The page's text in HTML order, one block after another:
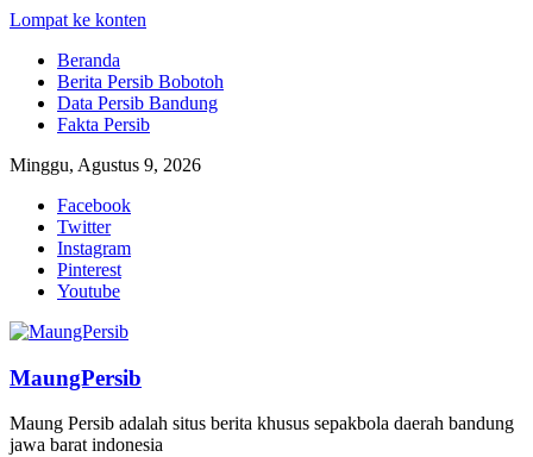
Lompat ke konten
Beranda
Berita Persib Bobotoh
Data Persib Bandung
Fakta Persib
Minggu, Agustus 9, 2026
Facebook
Twitter
Instagram
Pinterest
Youtube
MaungPersib
Maung Persib adalah situs berita khusus sepakbola daerah bandung
jawa barat indonesia